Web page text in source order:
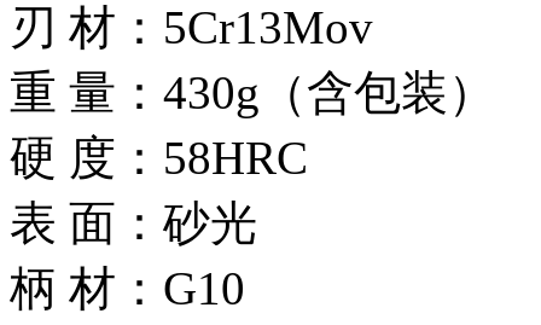
刃 材：5Cr13Mov
重 量：430g（含包装）
硬 度：58HRC
表 面：砂光
柄 材：G10